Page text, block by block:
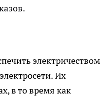
электричеством
Их
в то время как